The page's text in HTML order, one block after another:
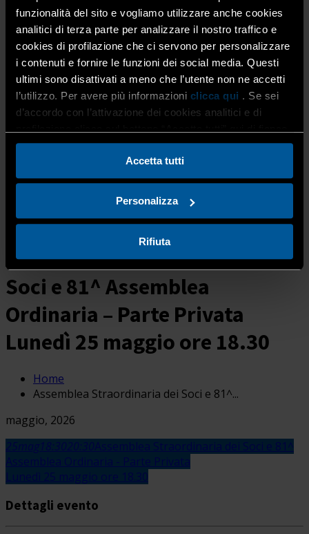
funzionalità del sito e vogliamo utilizzare anche cookies
analitici di terza parte per analizzare il nostro traffico e
cookies di profilazione che ci servono per personalizzare
i contenuti e fornire le funzioni dei social media. Questi
ultimi sono disattivati a meno che l’utente non ne accetti
l’utilizzo. Per avere più informazioni clicca qui . Se sei
d’accordo con l’attivazione dei cookies analitici e di
Accetta tutti
Personalizza
Rifiuta
Corsi / Eventi
Corsi
Calendario corsi
Scadenze
Eventi
Photo Gallery
News
News
Attualità
Riviste per i soci
Pubblicazioni e media
Bacheca Annunci
Assemblea Straordinaria dei
Soci e 81^ Assemblea
Ordinaria – Parte Privata
Lunedì 25 maggio ore 18.30
Home
Assemblea Straordinaria dei Soci e 81^...
maggio, 2026
Dettagli evento